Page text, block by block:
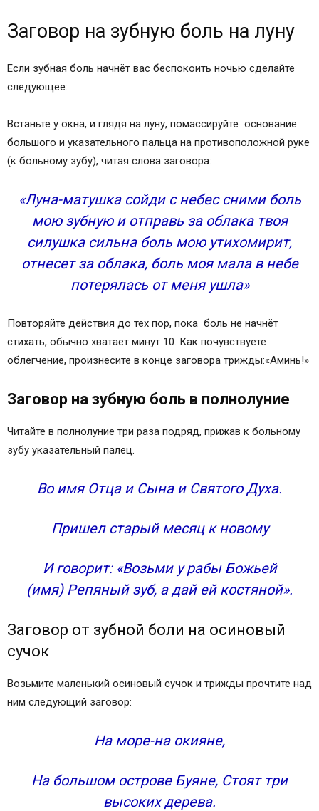
Заговор на зубную боль на луну
Если зубная боль начнёт вас беспокоить ночью сделайте
следующее:
Встаньте у окна, и глядя на луну, помассируйте основание
большого и указательного пальца на противоположной руке
(к больному зубу), читая слова заговора:
«Луна-матушка сойди с небес сними боль
мою зубную и отправь за облака твоя
силушка сильна боль мою утихомирит,
отнесет за облака, боль моя мала в небе
потерялась от меня ушла»
Повторяйте действия до тех пор, пока боль не начнёт
стихать, обычно хватает минут 10. Как почувствуете
облегчение, произнесите в конце заговора трижды:«Аминь!»
Заговор на зубную боль в полнолуние
Читайте в полнолуние три раза подряд, прижав к больному
зубу указательный палец.
Во имя Отца и Сына и Святого Духа.
Пришел старый месяц к новому
И говорит: «Возьми у рабы Божьей
(имя) Репяный зуб, а дай ей костяной».
Заговор от зубной боли на осиновый
сучок
Возьмите маленький осиновый сучок и трижды прочтите над
ним следующий заговор:
На море-на окияне,
На большом острове Буяне, Стоят три
высоких дерева.